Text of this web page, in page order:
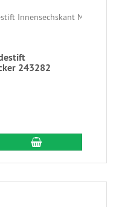
243282